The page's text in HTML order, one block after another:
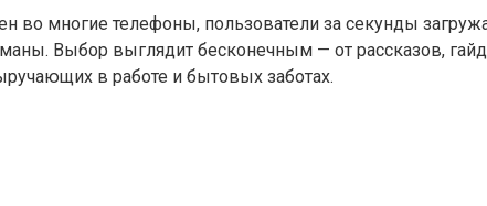
во многие телефоны, пользователи за секунды
Выбор выглядит бесконечным — от рассказов,
в работе и бытовых заботах.